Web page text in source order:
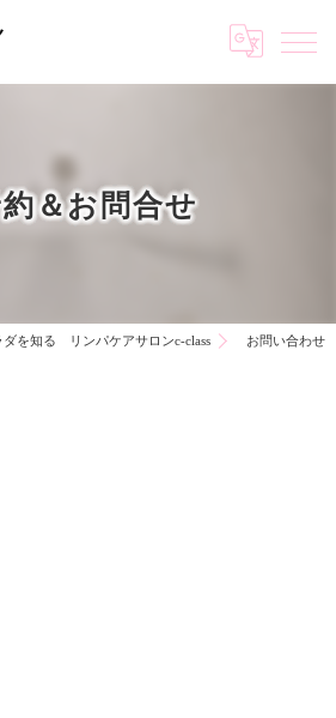
＆お問合せ
を知る リンパケアサロンc-class お問い合わせ